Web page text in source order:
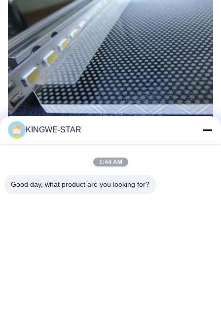
KINGWE-STAR
1:44 AM
Good day, what product are you looking for?